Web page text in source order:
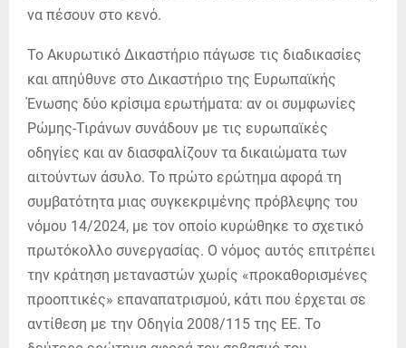
να πέσουν στο κενό.
Το Ακυρωτικό Δικαστήριο πάγωσε τις διαδικασίες
και απηύθυνε στο Δικαστήριο της Ευρωπαϊκής
Ένωσης δύο κρίσιμα ερωτήματα: αν οι συμφωνίες
Ρώμης-Τιράνων συνάδουν με τις ευρωπαϊκές
οδηγίες και αν διασφαλίζουν τα δικαιώματα των
αιτούντων άσυλο. Το πρώτο ερώτημα αφορά τη
συμβατότητα μιας συγκεκριμένης πρόβλεψης του
νόμου 14/2024, με τον οποίο κυρώθηκε το σχετικό
πρωτόκολλο συνεργασίας. Ο νόμος αυτός επιτρέπει
την κράτηση μεταναστών χωρίς «προκαθορισμένες
προοπτικές» επαναπατρισμού, κάτι που έρχεται σε
αντίθεση με την Οδηγία 2008/115 της ΕΕ. Το